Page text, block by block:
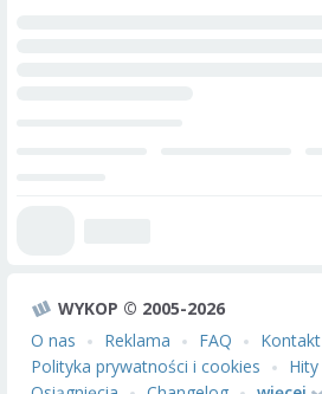
WYKOP © 2005-2026
O nas
Reklama FAQ Kontakt
Polityka prywatności i cookies
Hity